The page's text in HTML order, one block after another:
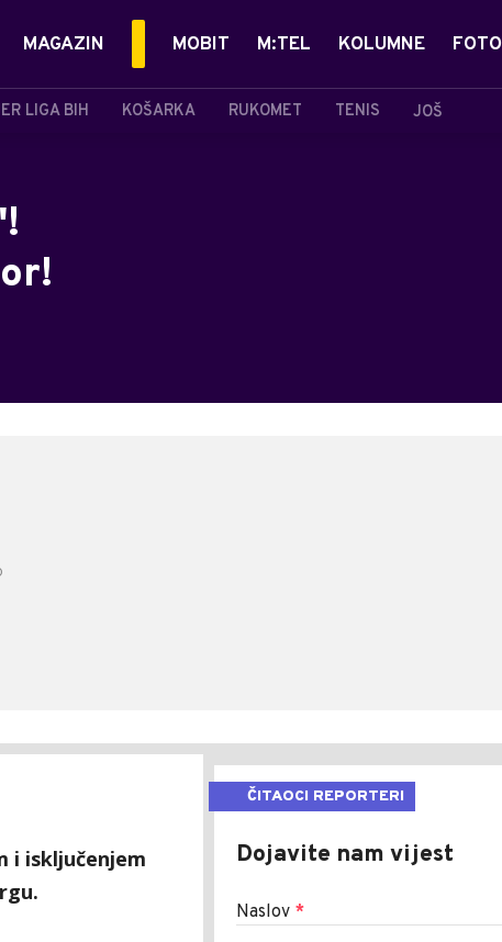
LIGA BIH KOŠARKA RUKOMET TENIS JOŠ
MAGAZIN MOBIT M:TEL KOLUMNE FOTO
i isključenjem
ČITAOCI REPORTERI
Dojavite nam vijest
Naslov *